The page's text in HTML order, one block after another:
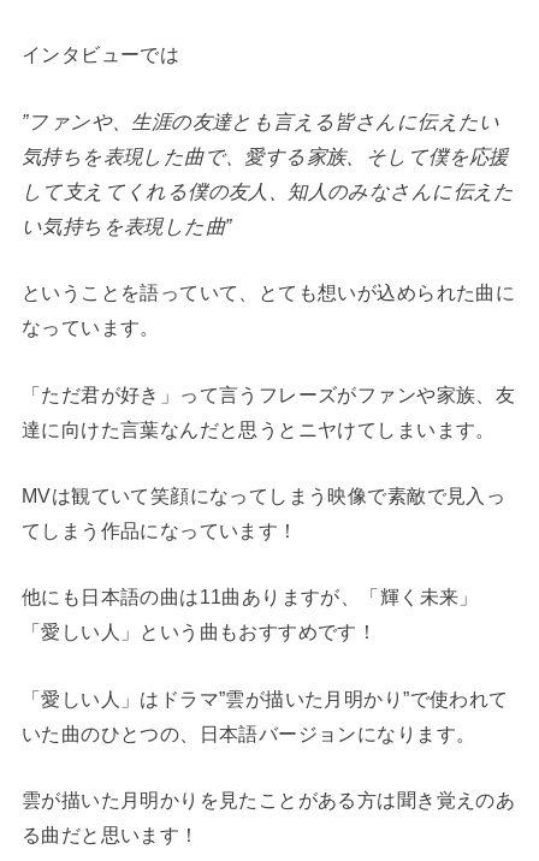
インタビューでは
”ファンや、生涯の友達とも言える皆さんに伝えたい
気持ちを表現した曲で、愛する家族、そして僕を応援
して支えてくれる僕の友人、知人のみなさんに伝えた
い気持ちを表現した曲”
ということを語っていて、とても想いが込められた曲に
なっています。
「ただ君が好き」って言うフレーズがファンや家族、友
達に向けた言葉なんだと思うとニヤけてしまいます。
MVは観ていて笑顔になってしまう映像で素敵で見入っ
てしまう作品になっています！
他にも日本語の曲は11曲ありますが、「輝く未来」
「愛しい人」という曲もおすすめです！
「愛しい人」はドラマ”雲が描いた月明かり”で使われて
いた曲のひとつの、日本語バージョンになります。
雲が描いた月明かりを見たことがある方は聞き覚えのあ
る曲だと思います！